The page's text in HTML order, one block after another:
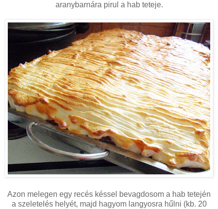
aranybarnára pirul a hab teteje.
Azon melegen egy recés késsel bevagdosom a hab tetején
a szeletelés helyét, majd hagyom langyosra hűlni (kb. 20